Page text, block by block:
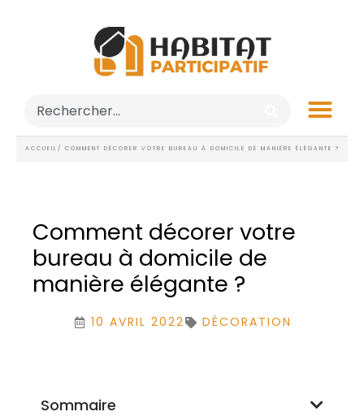
ACCUEIL / COMMENT DÉCORER VOTRE BUREAU À DOMICILE DE MANIÈRE ÉLÉGANTE ?
Comment décorer votre
bureau à domicile de
manière élégante ?
10 AVRIL 2022 DÉCORATION
Sommaire